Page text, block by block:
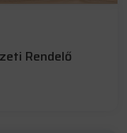
Rendelő